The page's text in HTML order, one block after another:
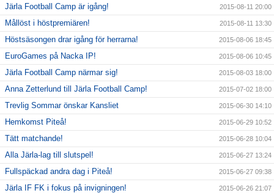
Järla Football Camp är igång! 2015-08-11 20:00
Mållöst i höstpremiären! 2015-08-11 13:30
Höstsäsongen drar igång för herrarna! 2015-08-06 18:45
EuroGames på Nacka IP! 2015-08-06 10:45
Järla Football Camp närmar sig! 2015-08-03 18:00
Anna Zetterlund till Järla Football Camp! 2015-07-02 18:00
Trevlig Sommar önskar Kansliet 2015-06-30 14:10
Hemkomst Piteå! 2015-06-29 10:52
Tätt matchande! 2015-06-28 10:04
Alla Järla-lag till slutspel! 2015-06-27 13:24
Fullspäckad andra dag i Piteå! 2015-06-27 09:38
Järla IF FK i fokus på invigningen! 2015-06-26 21:07